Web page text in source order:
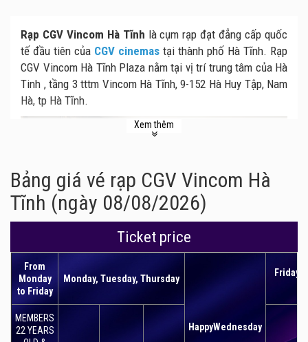
Rạp CGV Vincom Hà Tĩnh là cụm rạp đạt đẳng cấp quốc
tế đầu tiên của CGV cinemas tại thành phố Hà Tĩnh. Rạp
CGV Vincom Hà Tĩnh Plaza nằm tại vị trí trung tâm của Hà
Tinh , tầng 3 tttm Vincom Hà Tĩnh, 9-152 Hà Huy Tập, Nam
Hà, tp Hà Tĩnh.
CGV Vincom Hà Tĩnh chính thức đi vào hoạt động từ ngày
12/7/2017 tại tầng 3, Trung tâm thương mại Vincom Plaza
Xem thêm
Bảng giá vé rạp CGV Vincom Hà
Tĩnh (ngày 08/08/2026)
Ticket price
From
Monday
to Friday
Monday, Tuesday, Thursday
HappyWednesday
Friday,
MEMBERS
22 YEARS